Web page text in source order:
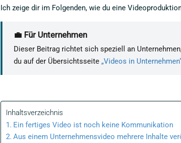
Ich zeige dir im Folgenden, wie du eine
💼 Für Unternehmen
Dieser Beitrag richtet sich speziell an
du auf der Übersichtsseite „Videos in
Inhaltsverzeichnis
Ein fertiges Video ist noch keine Kommunikation
Aus einem Unternehmensvideo mehrere Inhalte